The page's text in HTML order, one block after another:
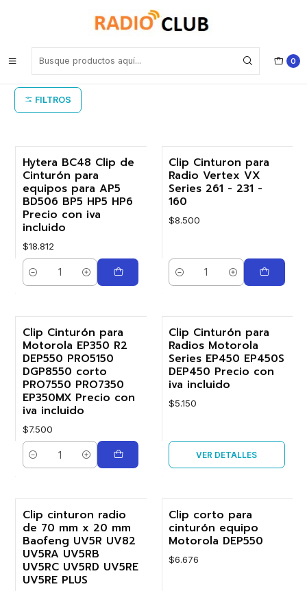
0
Clip Cinturón
FILTROS
Hytera BC48 Clip de
Cinturón para
equipos para AP5
BD506 BP5 HP5 HP6
Precio con iva
incluido
$18.812
Cantidad
Clip Cinturon para
Radio Vertex VX
Series 261 - 231 -
160
$8.500
Cantidad
Clip Cinturón para
Motorola EP350 R2
DEP550 PRO5150
DGP8550 corto
PRO7550 PRO7350
EP350MX Precio con
iva incluido
$7.500
Cantidad
Agotado
Clip Cinturón para
Radios Motorola
Series EP450 EP450S
DEP450 Precio con
iva incluido
$5.150
VER DETALLES
-36%
Clip cinturon radio
de 70 mm x 20 mm
Baofeng UV5R UV82
UV5RA UV5RB
UV5RC UV5RD UV5RE
UV5RE PLUS
Clip corto para
cinturón equipo
Motorola DEP550
$6.676